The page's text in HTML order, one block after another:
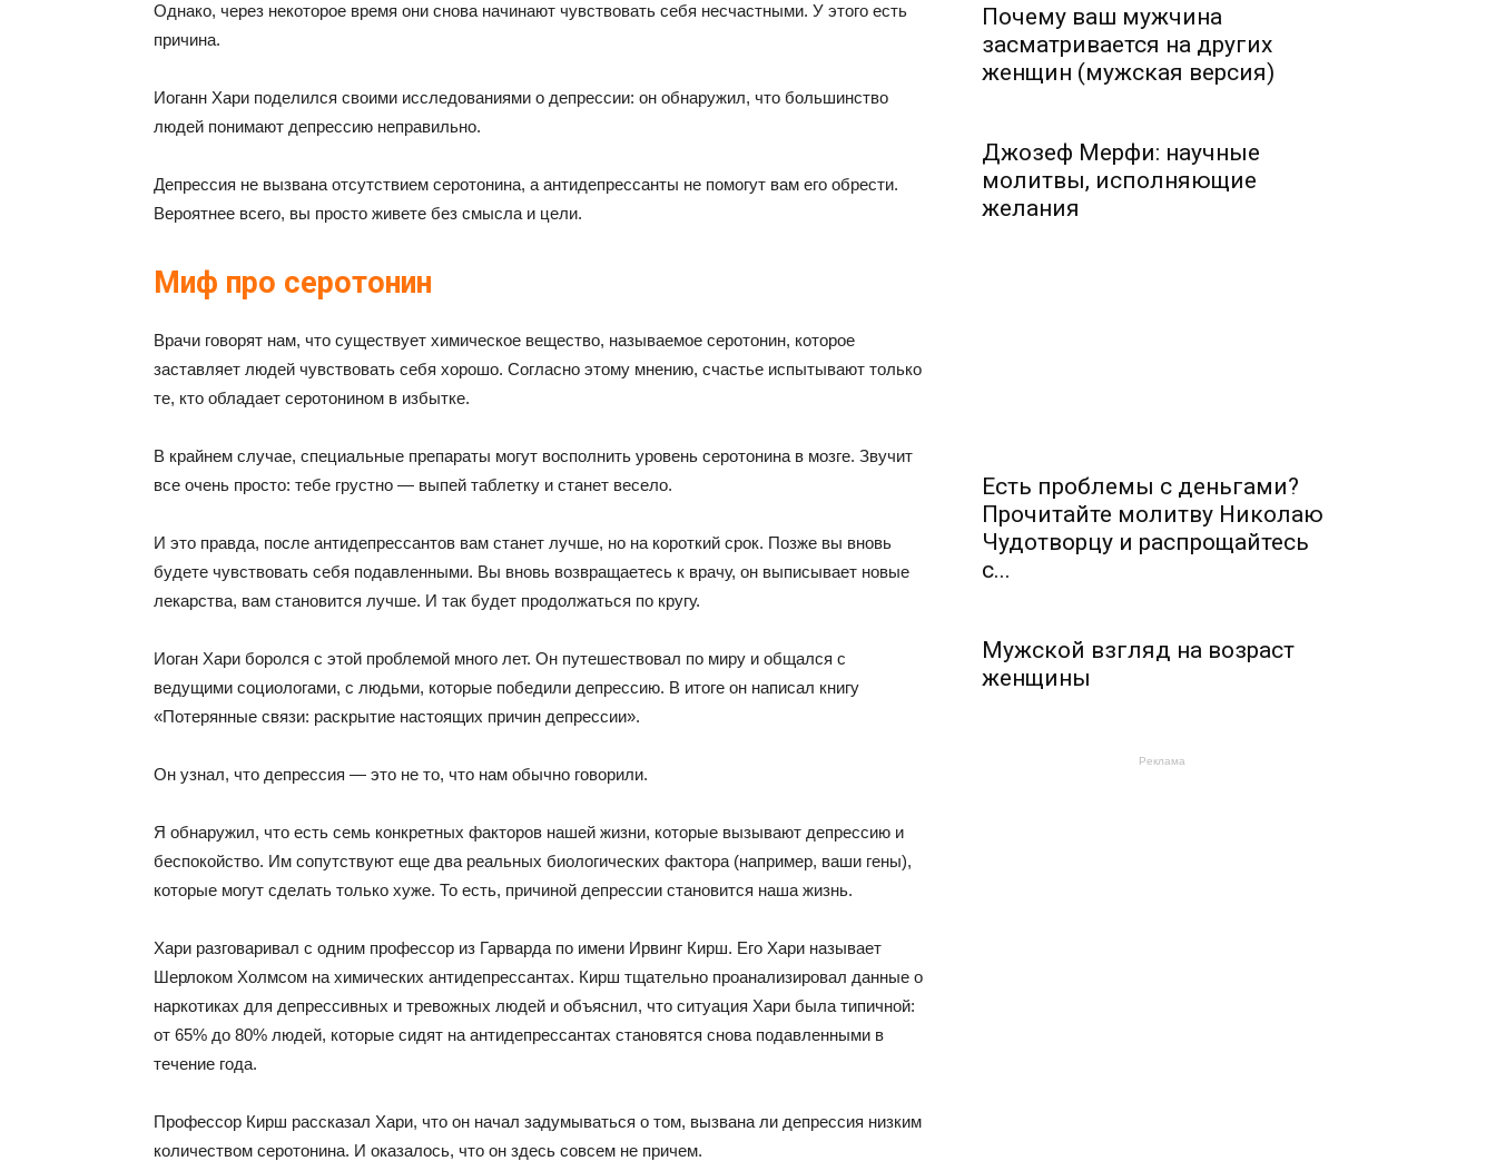
Однако, через некоторое время они снова начинают чувствовать себя несчастными. У этого есть
причина.
Иоганн Хари поделился своими исследованиями о депрессии: он обнаружил, что большинство
людей понимают депрессию неправильно.
Депрессия не вызвана отсутствием серотонина, а антидепрессанты не помогут вам его обрести.
Вероятнее всего, вы просто живете без смысла и цели.
Миф про серотонин
Врачи говорят нам, что существует химическое вещество, называемое серотонин, которое
заставляет людей чувствовать себя хорошо. Согласно этому мнению, счастье испытывают только
те, кто обладает серотонином в избытке.
В крайнем случае, специальные препараты могут восполнить уровень серотонина в мозге. Звучит
все очень просто: тебе грустно — выпей таблетку и станет весело.
И это правда, после антидепрессантов вам станет лучше, но на короткий срок. Позже вы вновь
будете чувствовать себя подавленными. Вы вновь возвращаетесь к врачу, он выписывает новые
лекарства, вам становится лучше. И так будет продолжаться по кругу.
Иоган Хари боролся с этой проблемой много лет. Он путешествовал по миру и общался с
ведущими социологами, с людьми, которые победили депрессию. В итоге он написал книгу
«Потерянные связи: раскрытие настоящих причин депрессии».
Он узнал, что депрессия — это не то, что нам обычно говорили.
Я обнаружил, что есть семь конкретных факторов нашей жизни, которые вызывают депрессию и
беспокойство. Им сопутствуют еще два реальных биологических фактора (например, ваши гены),
которые могут сделать только хуже. То есть, причиной депрессии становится наша жизнь.
Хари разговаривал с одним профессор из Гарварда по имени Ирвинг Кирш. Его Хари называет
Шерлоком Холмсом на химических антидепрессантах. Кирш тщательно проанализировал данные о
наркотиках для депрессивных и тревожных людей и объяснил, что ситуация Хари была типичной:
от 65% до 80% людей, которые сидят на антидепрессантах становятся снова подавленными в
течение года.
Профессор Кирш рассказал Хари, что он начал задумываться о том, вызвана ли депрессия низким
количеством серотонина. И оказалось, что он здесь совсем не причем.
Почему ваш мужчина
засматривается на других
женщин (мужская версия)
Джозеф Мерфи: научные
молитвы, исполняющие
желания
Есть проблемы с деньгами?
Прочитайте молитву Николаю
Чудотворцу и распрощайтесь
с...
Мужской взгляд на возраст
женщины
Реклама